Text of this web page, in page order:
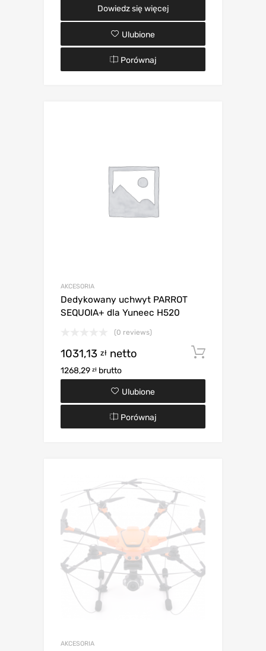
Dowiedz się więcej
Ulubione
Porównaj
AKCESORIA
Dedykowany uchwyt PARROT
SEQUOIA+ dla Yuneec H520
(0 reviews)
1031,13 zł netto
1268,29 zł brutto
Ulubione
Porównaj
AKCESORIA